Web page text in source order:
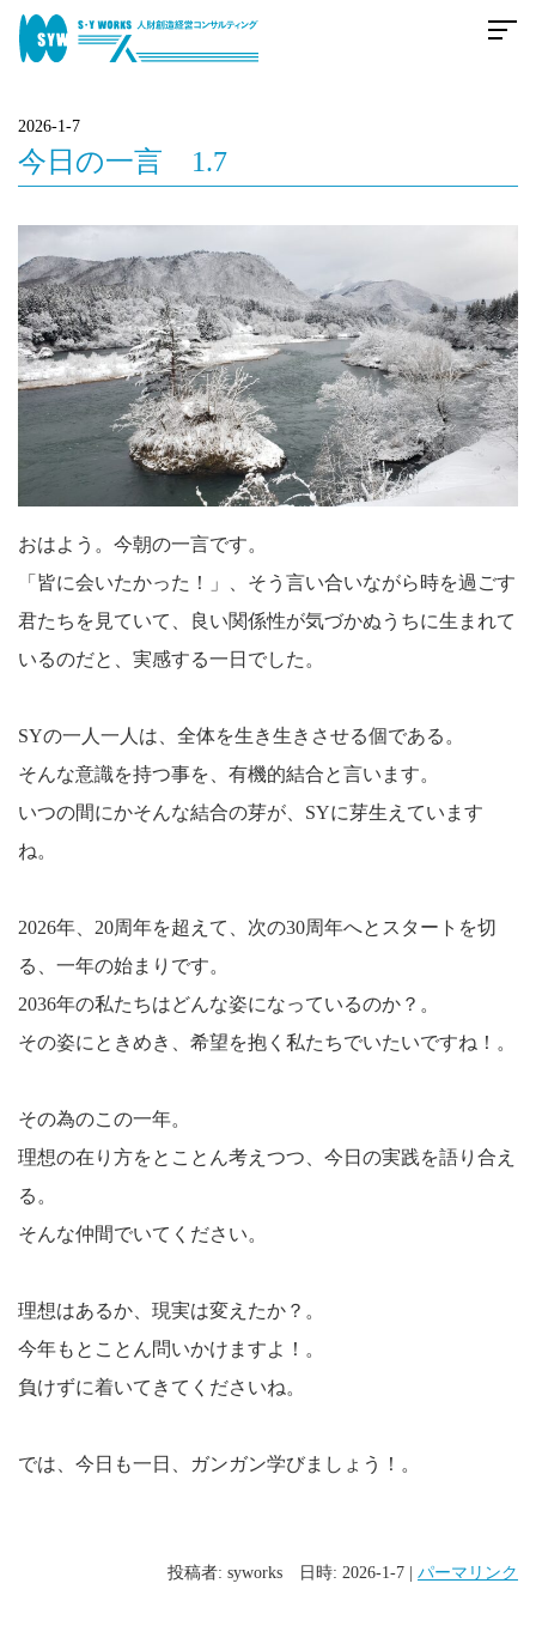
2026-1-7
今日の一言 1.7
おはよう。今朝の一言です。
「皆に会いたかった！」、そう言い合いながら時を過ごす
君たちを見ていて、良い関係性が気づかぬうちに生まれて
いるのだと、実感する一日でした。
SYの一人一人は、全体を生き生きさせる個である。
そんな意識を持つ事を、有機的結合と言います。
いつの間にかそんな結合の芽が、SYに芽生えています
ね。
2026年、20周年を超えて、次の30周年へとスタートを切
る、一年の始まりです。
2036年の私たちはどんな姿になっているのか？。
その姿にときめき、希望を抱く私たちでいたいですね！。
その為のこの一年。
理想の在り方をとことん考えつつ、今日の実践を語り合え
る。
そんな仲間でいてください。
理想はあるか、現実は変えたか？。
今年もとことん問いかけますよ！。
負けずに着いてきてくださいね。
では、今日も一日、ガンガン学びましょう！。
投稿者: syworks 日時: 2026-1-7 | パーマリンク